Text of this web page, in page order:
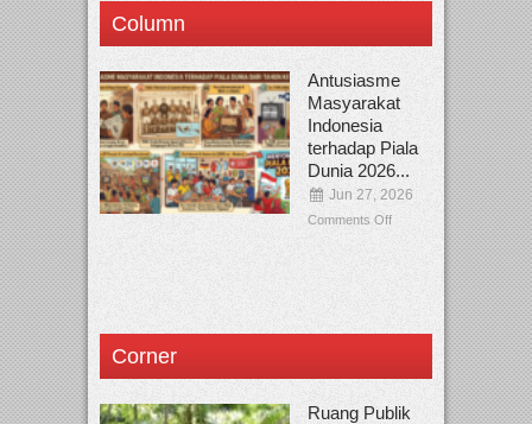
Column
Antusiasme
Masyarakat
Indonesia
terhadap Piala
Dunia 2026...
Jun 27, 2026
Comments Off
Corner
Ruang Publik